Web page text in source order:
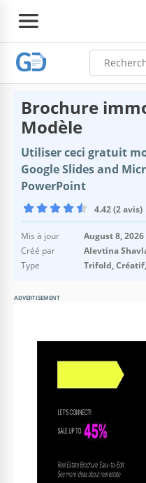
Brochure
Modèle
Utiliser ceci gratuit
Google Slides and
PowerPoint
4.42 (2 avis)
Mis à jour
August 8, 2026
Créé par
Alevtina
Type
Trifold,
ADVERTISEMENT